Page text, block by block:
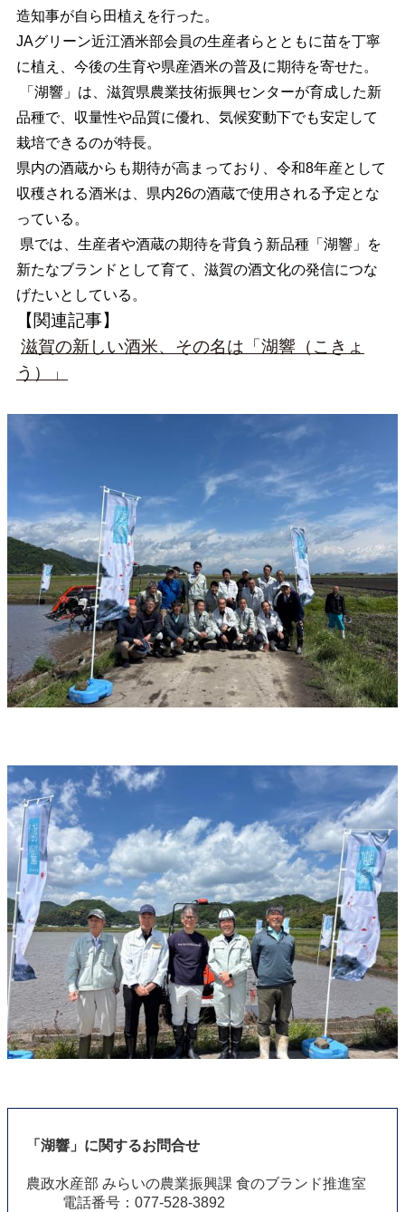
造知事が自ら田植えを行った。
JAグリーン近江酒米部会員の生産者らとともに苗を丁寧
に植え、今後の生育や県産酒米の普及に期待を寄せた。
「湖響」は、滋賀県農業技術振興センターが育成した新
品種で、収量性や品質に優れ、気候変動下でも安定して
栽培できるのが特長。
県内の酒蔵からも期待が高まっており、令和8年産として
収穫される酒米は、県内26の酒蔵で使用される予定とな
っている。
県では、生産者や酒蔵の期待を背負う新品種「湖響」を
新たなブランドとして育て、滋賀の酒文化の発信につな
げたいとしている。
【関連記事】
滋賀の新しい酒米、その名は「湖響（こきょ
う）」
「湖響」に関するお問合せ
農政水産部 みらいの農業振興課 食のブランド推進室
電話番号：077-528-3892